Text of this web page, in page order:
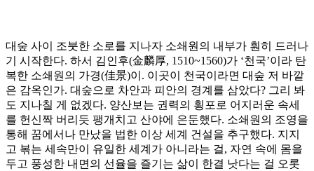
대숲 사이 조붓한 소로를 지나자 소쇄원의 내부가 훤히 드러나
기 시작한다. 하서 김인후(金麟厚, 1510~1560)가 ‘천국’이라 탄
복한 소쇄원의 가경(佳景)이. 이곳이 천국이라면 대숲 저 바깥
은 감옥인가. 대숲으로 차안과 피안의 경계를 삼았다? 그리 봐
도 지나칠 게 없겠다. 양산보는 권력의 횡포로 어지러운 속세
를 헌신짝 버리듯 팽개치고 산야에 은둔했다. 소쇄원의 조영을
통해 꿈에서나 만났을 법한 이상 세계 건설을 추구했다. 지지
고 볶는 세속만이 유일한 세계가 아니라는 걸, 자연 속에 몸을
두고 풍성한 내면의 선율을 즐기는 삶이 한결 낫다는 걸 오롯